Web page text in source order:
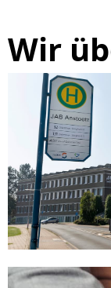
Wir